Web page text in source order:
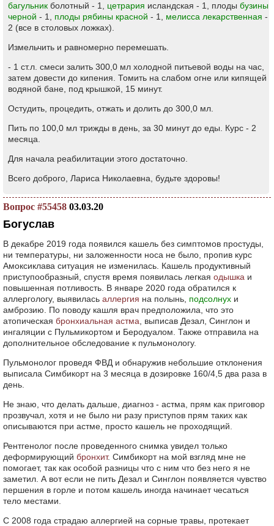
багульник болотный - 1, цетрария исландская - 1, плоды бузины
черной - 1, плоды рябины красной - 1, мелисса лекарственная -
2 (все в столовых ложках).
Измельчить и равномерно перемешать.
- 1 ст.л. смеси залить 300,0 мл холодной питьевой воды на час,
затем довести до кипения. Томить на слабом огне или кипящей
водяной бане, под крышкой, 15 минут.
Остудить, процедить, отжать и долить до 300,0 мл.
Пить по 100,0 мл трижды в день, за 30 минут до еды. Курс - 2
месяца.
Для начала реабилитации этого достаточно.
Всего доброго, Лариса Николаевна, будьте здоровы!
Вопрос #55458 03.03.20
Богуслав
В декабре 2019 года появился кашель без симптомов простуды,
ни температуры, ни заложенности носа не было, пропив курс
Амоксиклава ситуация не изменилась. Кашель продуктивный
приступообразный, спустя время появилась легкая одышка и
повышенная потливость. В январе 2020 года обратился к
аллергологу, выявилась аллергия на полынь, подсолнух и
амброзию. По поводу кашля врач предположила, что это
атопическая бронхиальная астма , выписав Дезал, Синглон и
ингаляции с Пульмикортом и Беродуалом. Также отправила на
дополнительное обследование к пульмонологу.
Пульмонолог проведя ФВД и обнаружив небольшие отклонения
выписала Симбикорт на 3 месяца в дозировке 160/4,5 два раза в
день.
Не знаю, что делать дальше, диагноз - астма, прям как приговор
прозвучал, хотя и не было ни разу приступов прям таких как
описываются при астме, просто кашель не проходящий.
Рентгенолог после проведенного снимка увидел только
деформирующий бронхит. Симбикорт на мой взгляд мне не
помогает, так как особой разницы что с ним что без него я не
заметил. А вот если не пить Дезал и Синглон появляется чувство
першения в горле и потом кашель иногда начинает чесаться
тело местами.
С 2008 года страдаю аллергией на сорные травы, протекает